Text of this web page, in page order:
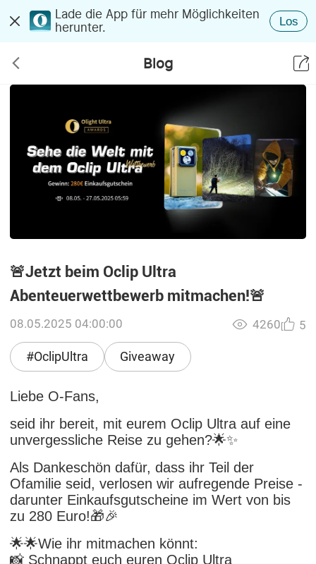
Lade die App für mehr Möglichkeiten
herunter.
Los
Blog
🚨Jetzt beim Oclip Ultra
Abenteuerwettbewerb mitmachen!🚨
08.05.2025 04:00:00
#OclipUltra Giveaway
4260 5
Liebe O-Fans,
seid ihr bereit, mit eurem Oclip Ultra auf eine
unvergessliche Reise zu gehen?🌟✨
Als Dankeschön dafür, dass ihr Teil der
Ofamilie seid, verlosen wir aufregende Preise -
darunter Einkaufsgutscheine im Wert von bis
zu 280 Euro!🎁🎉
🌟🌟Wie ihr mitmachen könnt:
📸 Schnappt euch euren Oclip Ultra